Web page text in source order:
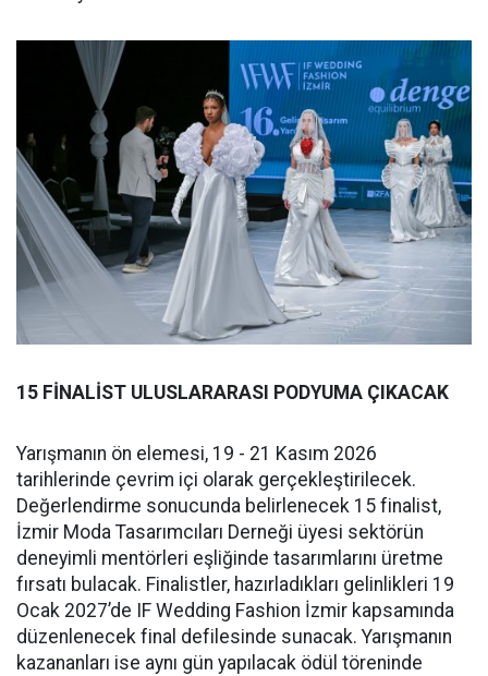
15 FİNALİST ULUSLARARASI PODYUMA ÇIKACAK
Yarışmanın ön elemesi, 19 - 21 Kasım 2026
tarihlerinde çevrim içi olarak gerçekleştirilecek.
Değerlendirme sonucunda belirlenecek 15 finalist,
İzmir Moda Tasarımcıları Derneği üyesi sektörün
deneyimli mentörleri eşliğinde tasarımlarını üretme
fırsatı bulacak. Finalistler, hazırladıkları gelinlikleri 19
Ocak 2027’de IF Wedding Fashion İzmir kapsamında
düzenlenecek final defilesinde sunacak. Yarışmanın
kazananları ise aynı gün yapılacak ödül töreninde